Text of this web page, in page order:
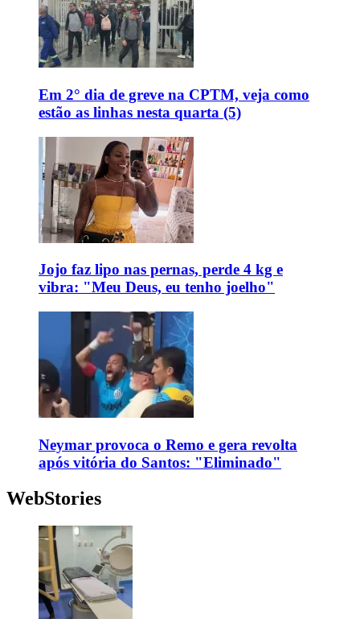
Em 2° dia de greve na CPTM, veja como
estão as linhas nesta quarta (5)
Jojo faz lipo nas pernas, perde 4 kg e
vibra: "Meu Deus, eu tenho joelho"
Neymar provoca o Remo e gera revolta
após vitória do Santos: "Eliminado"
WebStories